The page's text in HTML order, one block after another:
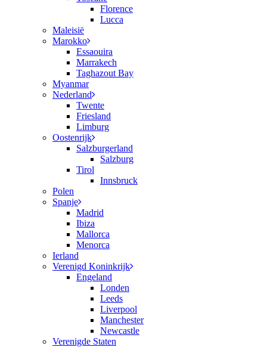
Florence
Lucca
Maleisië
Marokko
Essaouira
Marrakech
Taghazout Bay
Myanmar
Nederland
Twente
Friesland
Limburg
Oostenrijk
Salzburgerland
Salzburg
Tirol
Innsbruck
Polen
Spanje
Madrid
Ibiza
Mallorca
Menorca
Ierland
Verenigd Koninkrijk
Engeland
Londen
Leeds
Liverpool
Manchester
Newcastle
Verenigde Staten